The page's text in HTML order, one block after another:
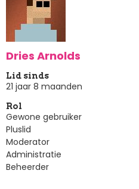
Dries Arnolds
Lid sinds
21 jaar 8 maanden
Rol
Gewone gebruiker
Pluslid
Moderator
Administratie
Beheerder